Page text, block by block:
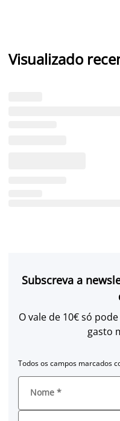
Visualizado
Subscreva a
O vale de 10€ só
gasto
Todos os campos marcados
Nome *